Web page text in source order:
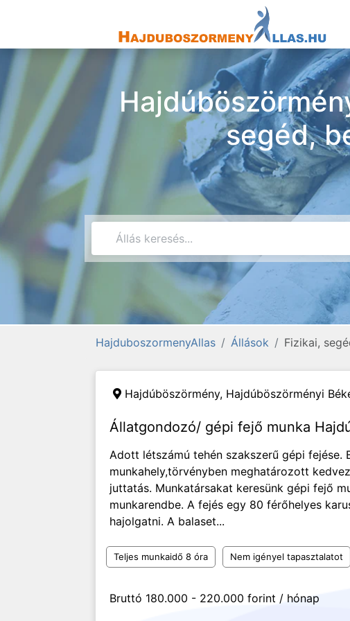
segéd,
HajduboszormenyAllas Állások Fizikai,
Hajdúböszörmény, Hajdúböszörményi
Állatgondozó/ gépi fejő munka
Adott létszámú tehén szakszerű gépi fejése.
munkahely,törvényben meghatározott
juttatás. Munkatársakat keresünk gépi fejő
munkarendbe. A fejés egy 80 férőhelyes
hajolgatni. A balaset...
Teljes munkaidő 8 óra Nem igényel tapasztalatot
Bruttó 180.000 - 220.000 forint / hónap